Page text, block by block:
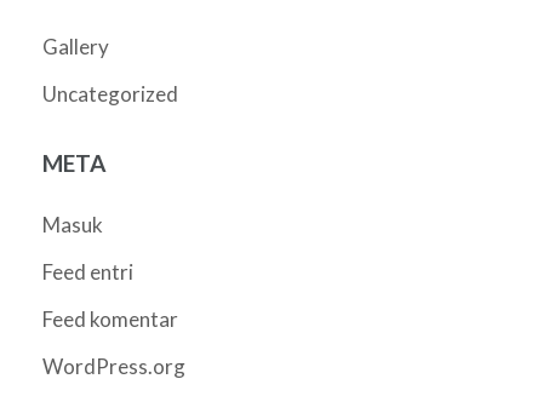
Gallery
Uncategorized
META
Masuk
Feed entri
Feed komentar
WordPress.org